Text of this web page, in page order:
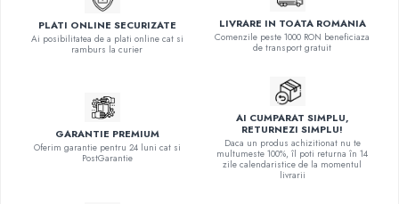
PLATI ONLINE SECURIZATE
Ai posibilitatea de a plati online cat si
ramburs la curier
LIVRARE IN TOATA ROMANIA
Comenzile peste 1000 RON beneficiaza
de transport gratuit
GARANTIE PREMIUM
Oferim garantie pentru 24 luni cat si
PostGarantie
AI CUMPARAT SIMPLU,
RETURNEZI SIMPLU!
Daca un produs achizitionat nu te
multumeste 100%, îl poti returna în 14
zile calendaristice de la momentul
livrarii